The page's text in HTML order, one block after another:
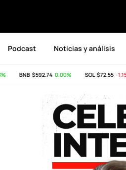
Podcast Noticias y análisis
BNB$592.74 0.00% SOL$72.55 -1.15%